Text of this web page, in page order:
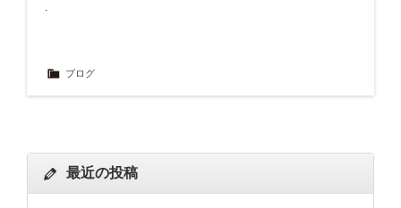
ブログ
最近の投稿